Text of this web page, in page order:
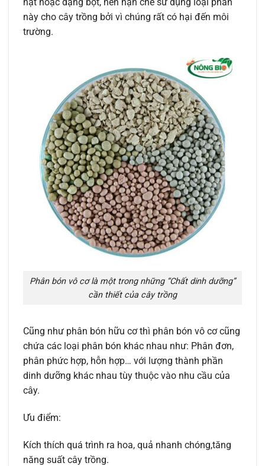
này cho cây trồng bởi vì chúng rất có hại đến môi
trường.
Phân bón vô cơ là một trong những “Chất dinh dưỡng”
cần thiết của cây trồng
Cũng như phân bón hữu cơ thì phân bón vô cơ cũng
chứa các loại phân bón khác nhau như: Phân đơn,
phân phức hợp, hỗn hợp… với lượng thành phần
dinh dưỡng khác nhau tùy thuộc vào nhu cầu của
cây.
Ưu điểm:
Kích thích quá trình ra hoa, quả nhanh chóng,tăng
năng suất cây trồng.